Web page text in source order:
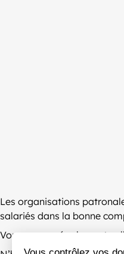
Les organisations
salariés dans la bonne
Vous pouvez également